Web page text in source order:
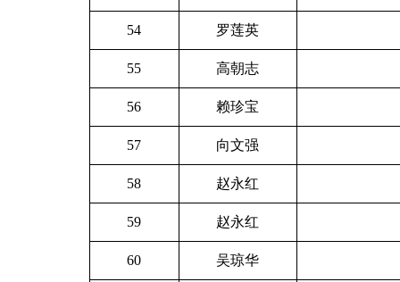
54 罗莲英
55 高朝志
56 赖珍宝
57 向文强
58 赵永红
59 赵永红
60 吴琼华